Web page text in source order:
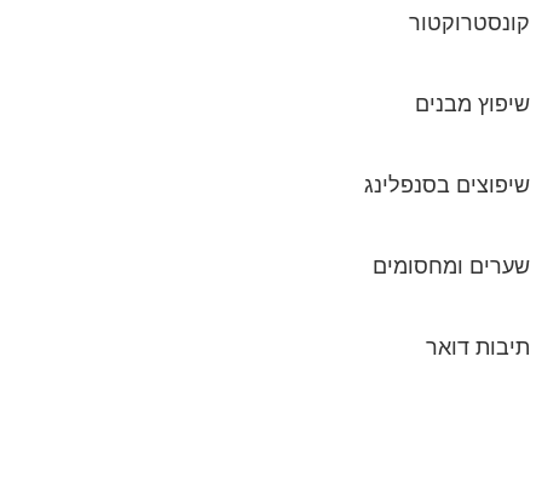
קונסטרוקטור
שיפוץ מבנים
שיפוצים בסנפלינג
שערים ומחסומים
תיבות דואר